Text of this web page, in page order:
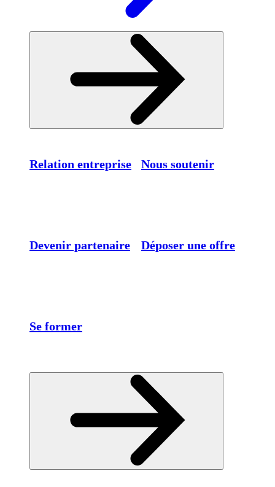
Relation entreprise Nous soutenir
Devenir partenaire Déposer une offre
Se former